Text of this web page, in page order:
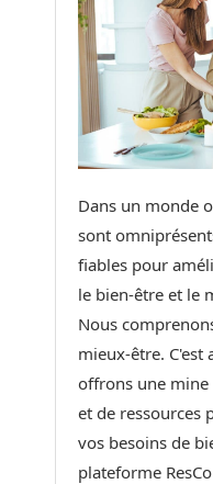
Dans un monde
sont
fiables pour
le bien-être et le
Nous
mieux-être. C'est
offrons une
et de ressources
vos besoins de
plateforme